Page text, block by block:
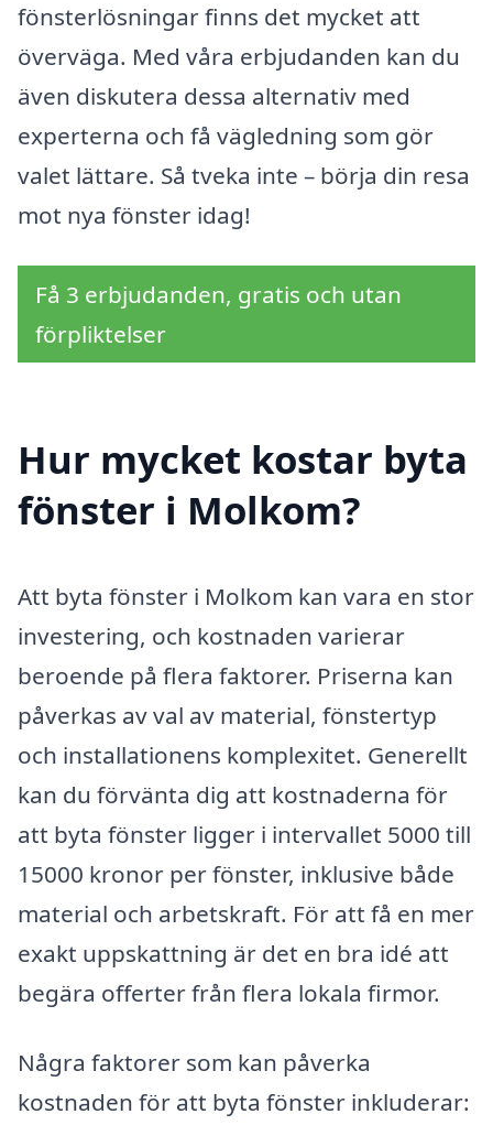
fönsterlösningar finns det mycket att
överväga. Med våra erbjudanden kan du
även diskutera dessa alternativ med
experterna och få vägledning som gör
valet lättare. Så tveka inte – börja din resa
mot nya fönster idag!
Få 3 erbjudanden, gratis och utan
förpliktelser
Hur mycket kostar byta
fönster i Molkom?
Att byta fönster i Molkom kan vara en stor
investering, och kostnaden varierar
beroende på flera faktorer. Priserna kan
påverkas av val av material, fönstertyp
och installationens komplexitet. Generellt
kan du förvänta dig att kostnaderna för
att byta fönster ligger i intervallet 5000 till
15000 kronor per fönster, inklusive både
material och arbetskraft. För att få en mer
exakt uppskattning är det en bra idé att
begära offerter från flera lokala firmor.
Några faktorer som kan påverka
kostnaden för att byta fönster inkluderar: